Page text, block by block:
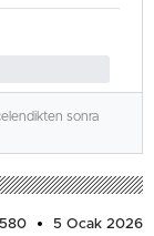
sonra
5 Ocak 2026